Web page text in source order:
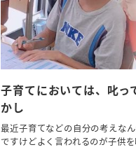
子育てにおいては、叱っ
かし
最近子育てなどの自分の考えな
ですけどよく言われるのが子供